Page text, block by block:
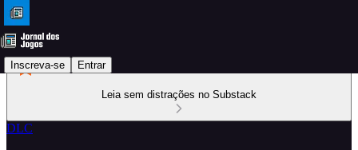
Inscreva-se Entrar
Leia sem distrações no Substack
DLC